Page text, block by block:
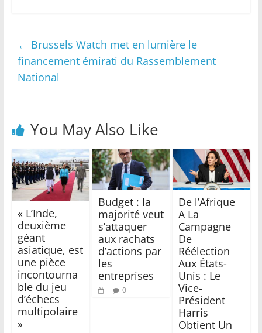
← Brussels Watch met en lumière le
financement émirati du Rassemblement
National
You May Also Like
« L’Inde,
deuxième
géant
asiatique, est
une pièce
incontourna
ble du jeu
d’échecs
multipolaire
»
Budget : la
majorité veut
s’attaquer
aux rachats
d’actions par
les
entreprises
0
De l’Afrique
A La
Campagne
De
Réélection
Aux États-
Unis : Le
Vice-
Président
Harris
Obtient Un